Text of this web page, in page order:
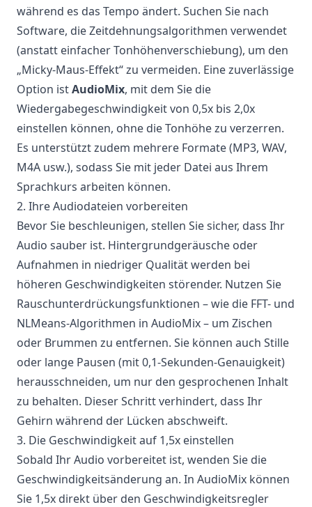
während es das Tempo ändert. Suchen Sie nach
Software, die Zeitdehnungsalgorithmen verwendet
(anstatt einfacher Tonhöhenverschiebung), um den
„Micky-Maus-Effekt“ zu vermeiden. Eine zuverlässige
Option istAudioMix, mit dem Sie die
Wiedergabegeschwindigkeit von 0,5x bis 2,0x
einstellen können, ohne die Tonhöhe zu verzerren.
Es unterstützt zudem mehrere Formate (MP3, WAV,
M4A usw.), sodass Sie mit jeder Datei aus Ihrem
Sprachkurs arbeiten können.
2. Ihre Audiodateien vorbereiten
Bevor Sie beschleunigen, stellen Sie sicher, dass Ihr
Audio sauber ist. Hintergrundgeräusche oder
Aufnahmen in niedriger Qualität werden bei
höheren Geschwindigkeiten störender. Nutzen Sie
Rauschunterdrückungsfunktionen – wie die FFT- und
NLMeans-Algorithmen in AudioMix – um Zischen
oder Brummen zu entfernen. Sie können auch Stille
oder lange Pausen (mit 0,1-Sekunden-Genauigkeit)
herausschneiden, um nur den gesprochenen Inhalt
zu behalten. Dieser Schritt verhindert, dass Ihr
Gehirn während der Lücken abschweift.
3. Die Geschwindigkeit auf 1,5x einstellen
Sobald Ihr Audio vorbereitet ist, wenden Sie die
Geschwindigkeitsänderung an. In AudioMix können
Sie 1,5x direkt über den Geschwindigkeitsregler